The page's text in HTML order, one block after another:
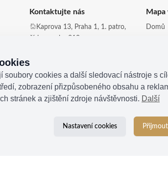
Kontaktujte nás
Kaprova 13, Praha 1, 1. patro,
Mapa
Domů
soubory cookies a další sledovací nástroje s
zobrazení přizpůsobeného obsahu a
stránek a zjištění zdroje návštěvnosti. Další
Nastavení cookies